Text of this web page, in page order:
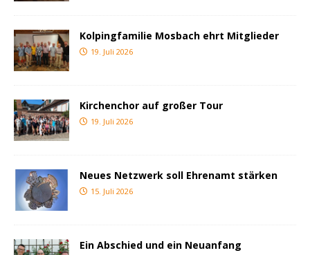
Kolpingfamilie Mosbach ehrt Mitglieder
19. Juli 2026
Kirchenchor auf großer Tour
19. Juli 2026
Neues Netzwerk soll Ehrenamt stärken
15. Juli 2026
Ein Abschied und ein Neuanfang